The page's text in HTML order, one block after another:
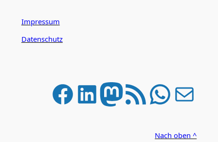
Impressum
Datenschutz
Facebook LinkedIn Mastodon RSS-Feed WhatsApp E-Mail
Nach oben ^